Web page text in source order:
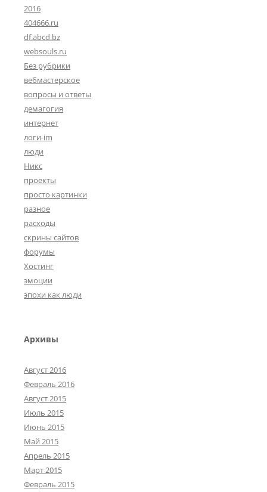
2016
404666.ru
df.abcd.bz
websouls.ru
Без рубрики
вебмастерское
вопросы и ответы
демагогия
интернет
логи-im
люди
Никс
проекты
просто картинки
разное
расходы
скрины сайтов
форумы
Хостинг
эмоции
эпохи как люди
Архивы
Август 2016
Февраль 2016
Август 2015
Июль 2015
Июнь 2015
Май 2015
Апрель 2015
Март 2015
Февраль 2015